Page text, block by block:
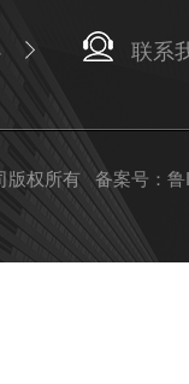
联系
版权所有备案号：